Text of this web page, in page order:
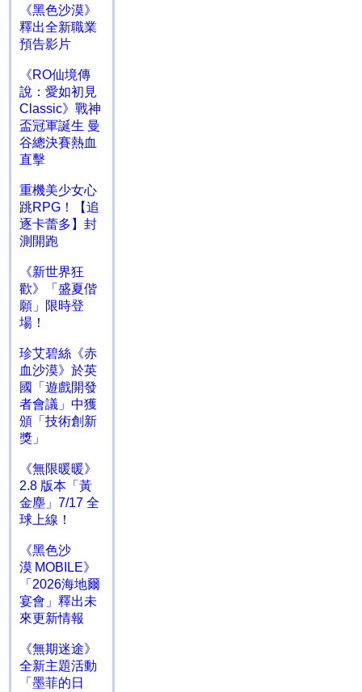
《黑色沙漠》
釋出全新職業
預告影片
《RO仙境傳
說：愛如初見
Classic》戰神
盃冠軍誕生 曼
谷總決賽熱血
直擊
重機美少女心
跳RPG！【追
逐卡蕾多】封
測開跑
《新世界狂
歡》「盛夏偕
願」限時登
場！
珍艾碧絲《赤
血沙漠》於英
國「遊戲開發
者會議」中獲
頒「技術創新
獎」
《無限暖暖》
2.8 版本「黃
金塵」7/17 全
球上線！
《黑色沙
漠 MOBILE》
「2026海地爾
宴會」釋出未
來更新情報
《無期迷途》
全新主題活動
「墨菲的日